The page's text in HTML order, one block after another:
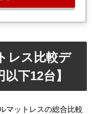
レス比較デ
下12台】
マットレスの総合比較